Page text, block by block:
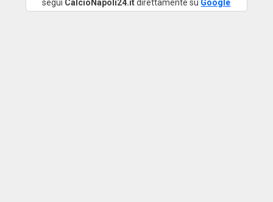
segui CalcioNapoli24.itdirettamente su Google